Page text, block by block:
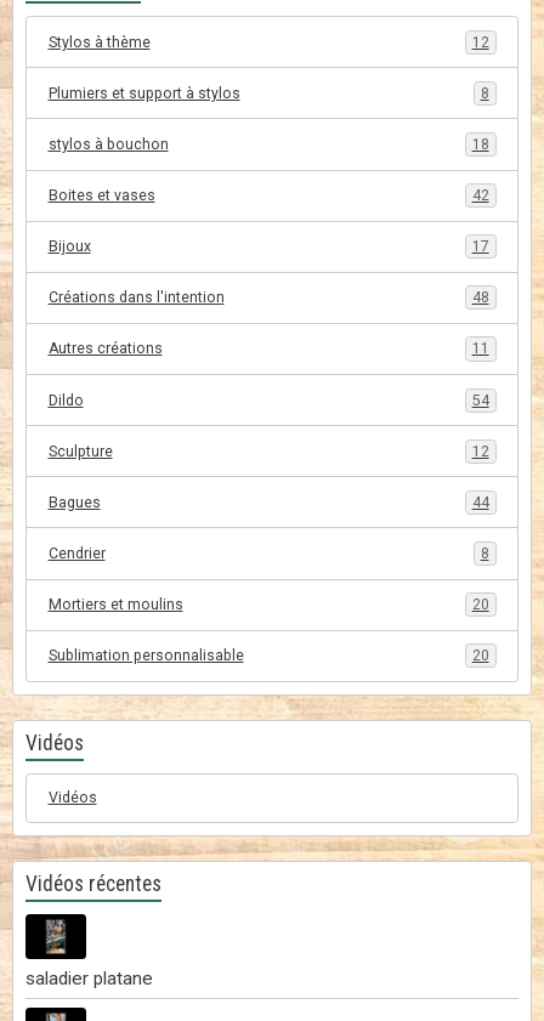
Stylos à thème 12
Plumiers et support à stylos 8
stylos à bouchon 18
Boites et vases 42
Bijoux 17
Créations dans l'intention 48
Autres créations 11
Dildo 54
Sculpture 12
Bagues 44
Cendrier 8
Mortiers et moulins 20
Sublimation personnalisable 20
Vidéos
Vidéos
Vidéos récentes
saladier platane